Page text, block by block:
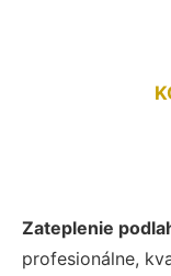
Zateplenie
profesionálne,